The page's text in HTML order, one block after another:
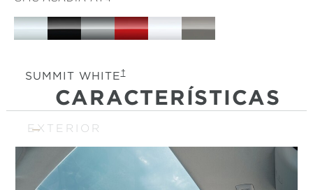
SUMMIT WHITE†
CARACTERÍSTICAS
EXTERIOR